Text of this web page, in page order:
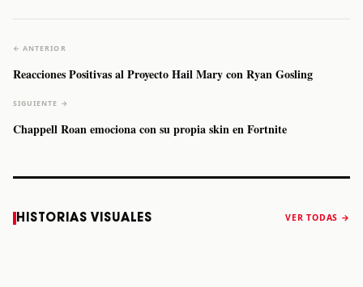
← ANTERIOR
Reacciones Positivas al Proyecto Hail Mary con Ryan Gosling
SIGUIENTE →
Chappell Roan emociona con su propia skin en Fortnite
HISTORIAS VISUALES VER TODAS →
a Monterrey el
Staiti, guitarrista
anuncia “Reality